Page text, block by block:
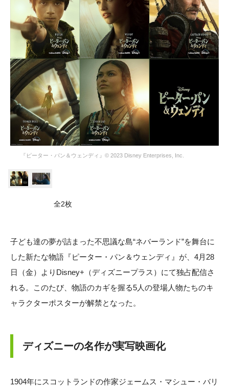
『ピーター・パン＆ウェンディ』© 2023 Disney Enterprises, Inc.
全2枚
子ども達の夢が詰まった不思議な島“ネバーランド”を舞台に
した新たな物語『ピーター・パン＆ウェンディ』が、4月28
日（金）よりDisney+（ディズニープラス）にて独占配信さ
れる。このたび、物語のカギを握る5人の登場人物たちのキ
ャラクターポスターが解禁となった。
ディズニーの名作が実写映画化
1904年にスコットランドの作家ジェームス・マシュー・バリ